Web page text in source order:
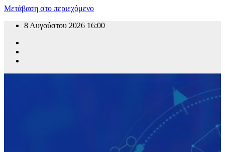
Μετάβαση στο περιεχόμενο
8 Αυγούστου 2026 16:00